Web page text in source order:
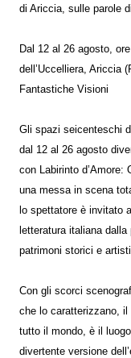
di Ariccia, sulle parole
Dal 12 al 26 agosto,
dell’Uccelliera, Ariccia
Fantastiche Visioni
Gli spazi seicenteschi
dal 12 al 26 agosto
con Labirinto d’Amore:
una messa in scena
lo spettatore è invitato
letteratura italiana
patrimoni storici e
Con gli scorci
che lo caratterizzano,
tutto il mondo, è il
divertente versione